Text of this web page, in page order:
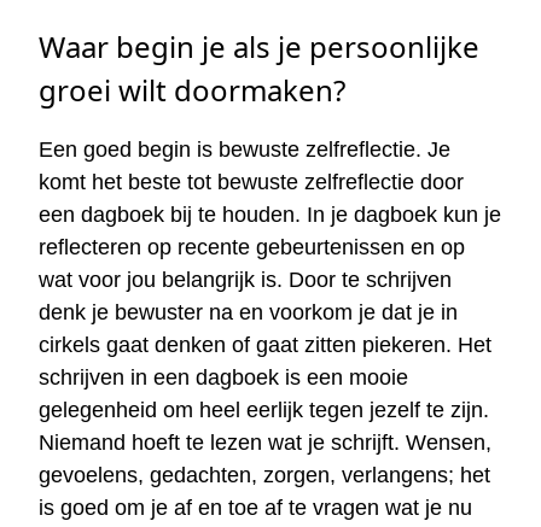
Waar begin je als je persoonlijke
groei wilt doormaken?
Een goed begin is bewuste zelfreflectie. Je
komt het beste tot bewuste zelfreflectie door
een dagboek bij te houden. In je dagboek kun je
reflecteren op recente gebeurtenissen en op
wat voor jou belangrijk is. Door te schrijven
denk je bewuster na en voorkom je dat je in
cirkels gaat denken of gaat zitten piekeren. Het
schrijven in een dagboek is een mooie
gelegenheid om heel eerlijk tegen jezelf te zijn.
Niemand hoeft te lezen wat je schrijft. Wensen,
gevoelens, gedachten, zorgen, verlangens; het
is goed om je af en toe af te vragen wat je nu